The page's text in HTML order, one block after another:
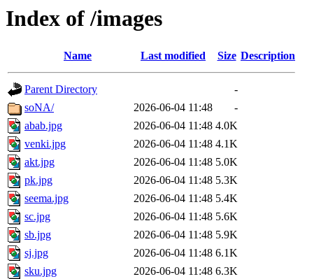
Index of /images
Name Last modified Size Description
Parent Directory
-
soNA/
2026-06-04 11:48
-
abab.jpg
2026-06-04 11:48 4.0K
venki.jpg
2026-06-04 11:48 4.1K
akt.jpg
2026-06-04 11:48 5.0K
pk.jpg
2026-06-04 11:48 5.3K
seema.jpg
2026-06-04 11:48 5.4K
sc.jpg
2026-06-04 11:48 5.6K
sb.jpg
2026-06-04 11:48 5.9K
sj.jpg
2026-06-04 11:48 6.1K
sku.jpg
2026-06-04 11:48 6.3K